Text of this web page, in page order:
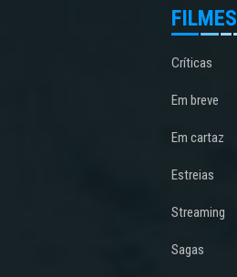
FILMES
Críticas
Em breve
Em cartaz
Estreias
Streaming
Sagas